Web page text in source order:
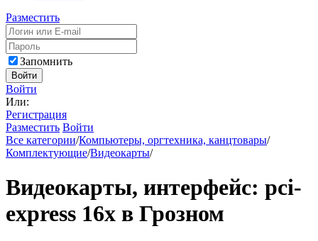
Разместить
Запомнить
Войти
Войти
Или:
Регистрация
Разместить Войти
Все категории/Компьютеры, оргтехника, канцтовары/
Комплектующие/Видеокарты/
Видеокарты, интерфейс: pci-
express 16x в Грозном